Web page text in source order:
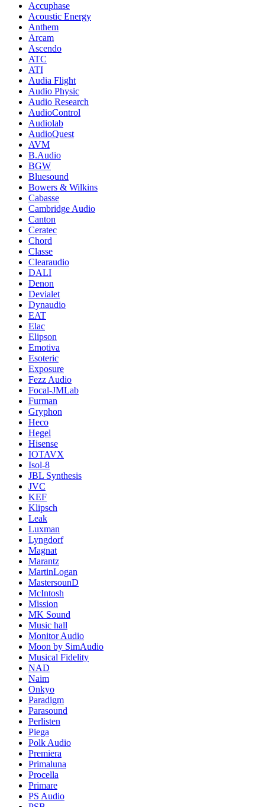
Accuphase
Acoustic Energy
Anthem
Arcam
Ascendo
ATC
ATI
Audia Flight
Audio Physic
Audio Research
AudioControl
Audiolab
AudioQuest
AVM
B.Audio
BGW
Bluesound
Bowers & Wilkins
Cabasse
Cambridge Audio
Canton
Ceratec
Chord
Classe
Clearaudio
DALI
Denon
Devialet
Dynaudio
EAT
Elac
Elipson
Emotiva
Esoteric
Exposure
Fezz Audio
Focal-JMLab
Furman
Gryphon
Heco
Hegel
Hisense
IOTAVX
Isol-8
JBL Synthesis
JVC
KEF
Klipsch
Leak
Luxman
Lyngdorf
Magnat
Marantz
MartinLogan
MastersounD
McIntosh
Mission
MK Sound
Music hall
Monitor Audio
Moon by SimAudio
Musical Fidelity
NAD
Naim
Onkyo
Paradigm
Parasound
Perlisten
Piega
Polk Audio
Premiera
Primaluna
Procella
Primare
PS Audio